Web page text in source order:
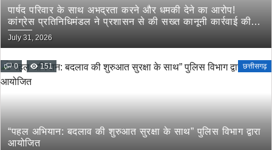
पार्षद परिवार के साथ अभद्रता करने और धमकी देने का आरोप!
कांग्रेस प्रतिनिधिमंडल ने प्रशासन से की सख्त कानूनी कार्रवाई की
मांग
July 31, 2026
0 151 छत्तीसगढ़
“पहल अभियान: बदलाव की शुरुआत सुरक्षा के साथ” पुलिस विभाग द्वारा
आयोजित